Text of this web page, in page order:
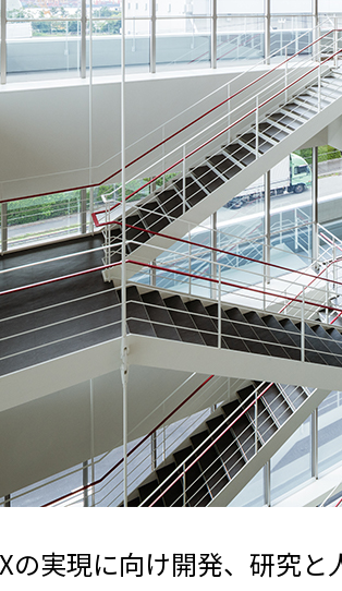
の実現に向け開発、研究と